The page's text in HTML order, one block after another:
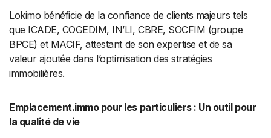
Lokimo bénéficie de la confiance de clients majeurs tels
que ICADE, COGEDIM, IN’LI, CBRE, SOCFIM (groupe
BPCE) et MACIF, attestant de son expertise et de sa
valeur ajoutée dans l’optimisation des stratégies
immobilières.
Emplacement.immo pour les particuliers : Un outil pour
la qualité de vie